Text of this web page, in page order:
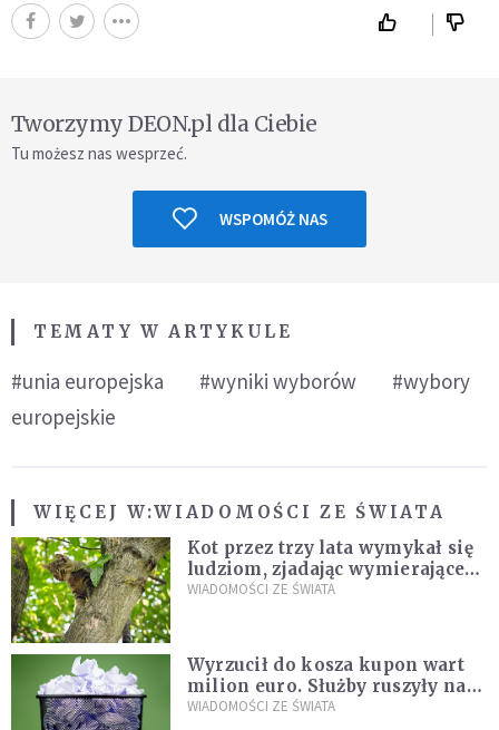
Tworzymy DEON.pl dla Ciebie
Tu możesz nas wesprzeć.
WSPOMÓŻ NAS
TEMATY W ARTYKULE
#unia europejska #wyniki wyborów
#wybory
europejskie
WIĘCEJ W:WIADOMOŚCI ZE ŚWIATA
Kot przez trzy lata wymykał się
ludziom, zjadając wymierające
kaczki. W końcu popełnił
WIADOMOŚCI ZE ŚWIATA
Wyrzucił do kosza kupon wart
milion euro. Służby ruszyły na
poszukiwania
WIADOMOŚCI ZE ŚWIATA